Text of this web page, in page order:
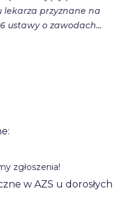
przyznane na
ustawy o zawodach...
zgłoszenia!
w AZS u dorosłych